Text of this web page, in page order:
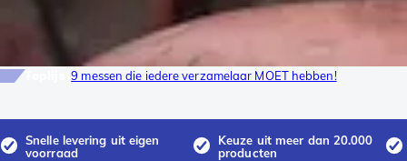
Toplijst9 messen die iedere verzamelaar MOET hebben!
Snelle levering uit eigen
voorraad
Keuze uit meer dan 20.000
producten